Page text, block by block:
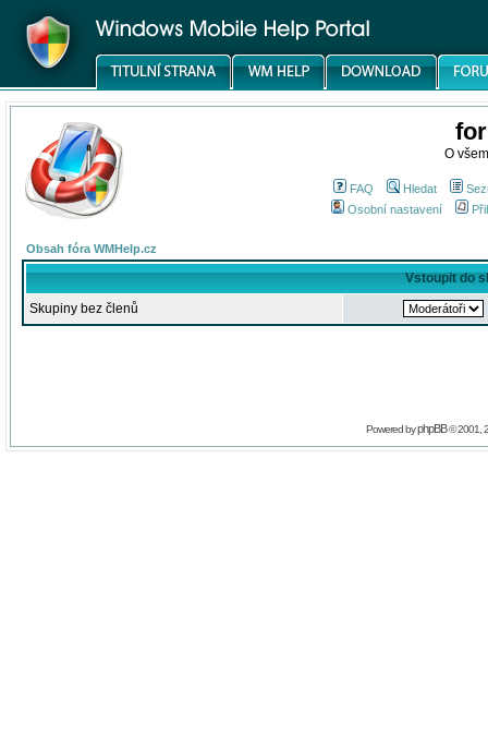
O
FAQ Hledat
Osobní nastavení
Obsah fóra WMHelp.cz
Vstoupit do
Skupiny bez členů
Powered byphpBB© 2001,